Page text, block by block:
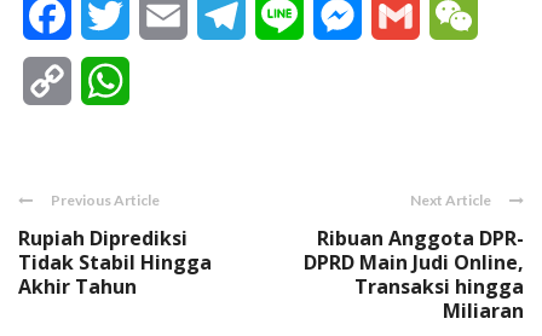
FacebookTwitter Email Telegram
Line Messenger
Gmail
Copy
Previous Article
Rupiah Diprediksi
Tidak Stabil Hingga
Akhir Tahun
Next Article
Ribuan Anggota DPR-
DPRD Main Judi Online,
Transaksi hingga
Miliaran